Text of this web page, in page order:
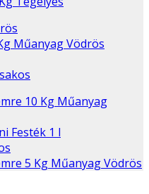
Műanyag Vödrös
10 Kg Műanyag
Festék 1 l
5 Kg Műanyag Vödrös